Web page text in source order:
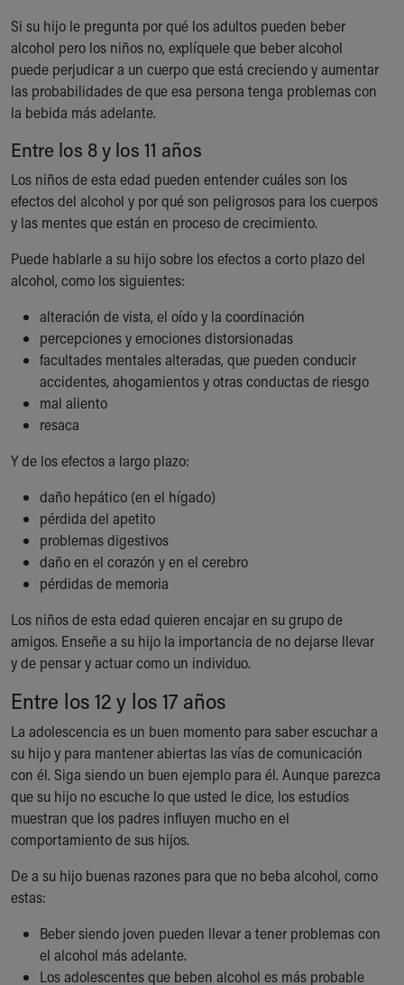
More childhood, please.™
Cincinnati Children's
Your Visit
MyChart Telehealth Visits
Directions
During Your Visit
Financial Services
Rest Accommodations
Visiting
Department of Public Safety
Health Info
Health Information
Healthy Info, Healthy Kids
Inside Children's Blog
KidsHealth Topics
Family Library
Educational Resources
Medical Records
Skip to main content
Si su hijo le pregunta por qué los adultos pueden beber
alcohol pero los niños no, explíquele que beber alcohol
puede perjudicar a un cuerpo que está creciendo y aumentar
las probabilidades de que esa persona tenga problemas con
la bebida más adelante.
Entre los 8 y los 11 años
Los niños de esta edad pueden entender cuáles son los
efectos del alcohol y por qué son peligrosos para los cuerpos
y las mentes que están en proceso de crecimiento.
Puede hablarle a su hijo sobre los efectos a corto plazo del
alcohol, como los siguientes:
alteración de vista, el oído y la coordinación
percepciones y emociones distorsionadas
facultades mentales alteradas, que pueden conducir
accidentes, ahogamientos y otras conductas de riesgo
mal aliento
resaca
Y de los efectos a largo plazo:
daño hepático (en el hígado)
pérdida del apetito
problemas digestivos
daño en el corazón y en el cerebro
pérdidas de memoria
Los niños de esta edad quieren encajar en su grupo de
amigos. Enseñe a su hijo la importancia de no dejarse llevar
y de pensar y actuar como un individuo.
Entre los 12 y los 17 años
La adolescencia es un buen momento para saber escuchar a
su hijo y para mantener abiertas las vías de comunicación
con él. Siga siendo un buen ejemplo para él. Aunque parezca
que su hijo no escuche lo que usted le dice, los estudios
muestran que los padres influyen mucho en el
comportamiento de sus hijos.
De a su hijo buenas razones para que no beba alcohol, como
estas:
Beber siendo joven pueden llevar a tener problemas con
el alcohol más adelante.
Los adolescentes que beben alcohol es más probable